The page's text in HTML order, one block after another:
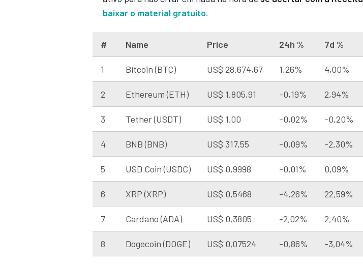
baixar o material gratuito.
# Name Price 24h % 7d %
1 Bitcoin (BTC) US$ 28.674,67 1,26% 4,00%
2 Ethereum (ETH) US$ 1.805,91 -0,19% 2,94%
3 Tether (USDT) US$ 1,00 -0,02% -0,20%
4 BNB (BNB) US$ 317,55 -0,09% -2,30%
5 USD Coin (USDC) US$ 0,9998 -0,01% 0,09%
6 XRP (XRP) US$ 0,5468 -4,26% 22,59%
7 Cardano (ADA) US$ 0,3805 -2,02% 2,40%
8 Dogecoin (DOGE) US$ 0,07524 -0,86% -3,04%